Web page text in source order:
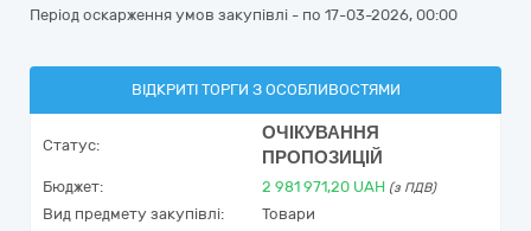
Період оскарження умов закупівлі - по 17-03-2026, 00:00
ВІДКРИТІ ТОРГИ З ОСОБЛИВОСТЯМИ
Статус:
ОЧІКУВАННЯ
ПРОПОЗИЦІЙ
Бюджет: 2 981 971,20 UAH (з ПДВ)
Вид предмету закупівлі:
Товари